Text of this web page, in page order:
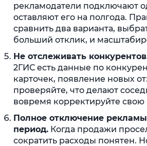
рекламодатели подключают
оставляют его на полгода.
сравнить два варианта,
больший отклик, и
Не отслеживать
2ГИС есть данные по
карточек, появление новых
проверяйте, что делают
вовремя корректируйте свою
Полное отключение рекламы
период. Когда продажи
сократить расходы понятен.